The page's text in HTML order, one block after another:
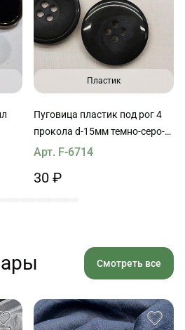
Пластик
Пуговица пластик под рог 4
прокола d-15мм темно-серо-
голубая
Арт. F-6714
30 ₽
Смотреть все